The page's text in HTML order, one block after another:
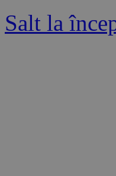
Salt la